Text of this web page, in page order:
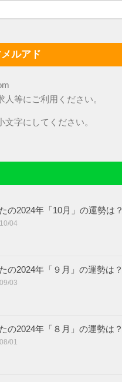
ルアド
人等にご利用ください。
字にしてください。
の2024年「10月」の運勢は？
04
の2024年「９月」の運勢は？
03
の2024年「８月」の運勢は？
01